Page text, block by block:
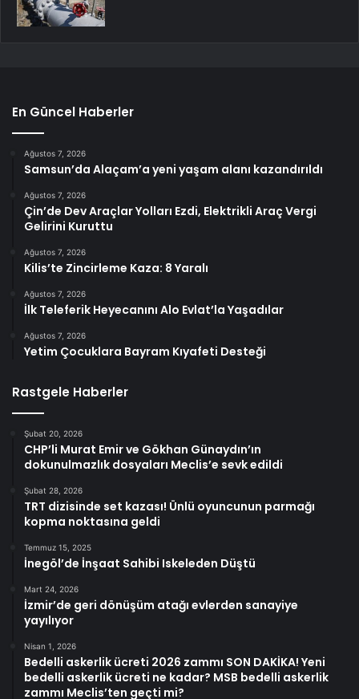
En Güncel Haberler
Ağustos 7, 2026
Samsun’da Alaçam’a yeni yaşam alanı kazandırıldı
Ağustos 7, 2026
Çin’de Dev Araçlar Yolları Ezdi, Elektrikli Araç Vergi
Gelirini Kuruttu
Ağustos 7, 2026
Kilis’te Zincirleme Kaza: 8 Yaralı
Ağustos 7, 2026
İlk Teleferik Heyecanını Alo Evlat’la Yaşadılar
Ağustos 7, 2026
Yetim Çocuklara Bayram Kıyafeti Desteği
Rastgele Haberler
Şubat 20, 2026
CHP’li Murat Emir ve Gökhan Günaydın’ın
dokunulmazlık dosyaları Meclis’e sevk edildi
Şubat 28, 2026
TRT dizisinde set kazası! Ünlü oyuncunun parmağı
kopma noktasına geldi
Temmuz 15, 2025
İnegöl’de İnşaat Sahibi Iskeleden Düştü
Mart 24, 2026
İzmir’de geri dönüşüm atağı evlerden sanayiye
yayılıyor
Nisan 1, 2026
Bedelli askerlik ücreti 2026 zammı SON DAKİKA! Yeni
bedelli askerlik ücreti ne kadar? MSB bedelli askerlik
zammı Meclis’ten geçti mi?